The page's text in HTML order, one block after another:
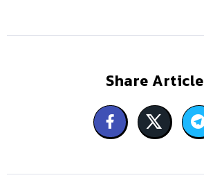
Share Article